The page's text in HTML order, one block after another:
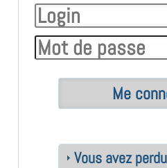
Vous avez